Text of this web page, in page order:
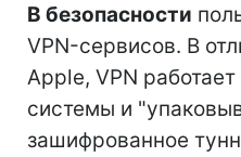
В безопасности
VPN-сервисов. В
Apple, VPN
системы и
зашифрованное